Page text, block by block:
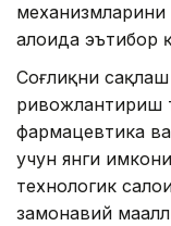
алоҳида эътибор
Соғлиқни сақлаш
ривожлантириш
фармацевтика ва
учун янги
технологик
замонавий